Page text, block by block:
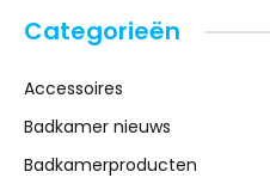
Categorieën
Accessoires
Badkamer nieuws
Badkamerproducten